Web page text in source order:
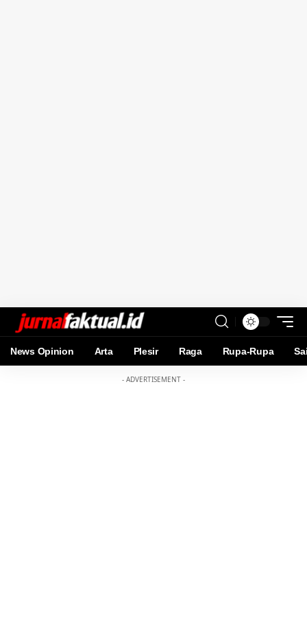
News Opinion Arta Plesir Raga Rupa-Rupa
- ADVERTISEMENT -